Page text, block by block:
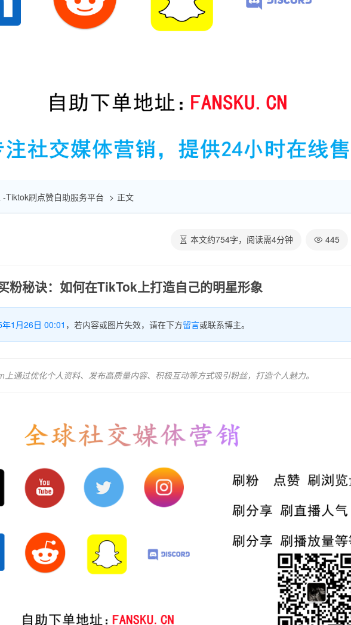
Tiktok刷点赞自助服务平台 正文
本文约754字，阅读需4分钟 445
粉秘诀：如何在TikTok上打造自己的明星形象
1月26日 00:01 ，若内容或图片失效，请在下方留言或联系博主。
通过优化个人资料、发布高质量内容、积极互动等方式吸引粉丝，打造个人魅力。